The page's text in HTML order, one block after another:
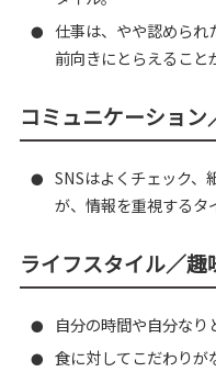
●
仕事は、やや認められ
前向きにとらえること
コミュニケーション
●
SNSはよくチェック、
が、情報を重視するタ
ライフスタイル／趣
● 自分の時間や自分なり
●
食に対してこだわりが